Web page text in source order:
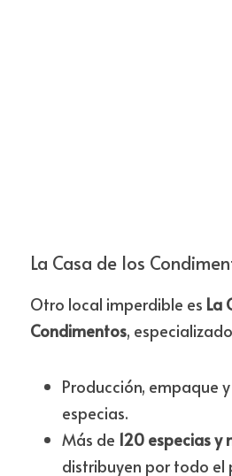
La Casa de los
Otro local imperdible es La
Condimentos,
Producción, empaque
especias.
Más de 120 especias y
distribuyen por todo el